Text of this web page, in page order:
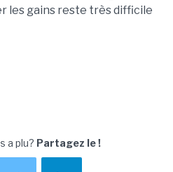
les gains reste très difficile
a plu? Partagez le !